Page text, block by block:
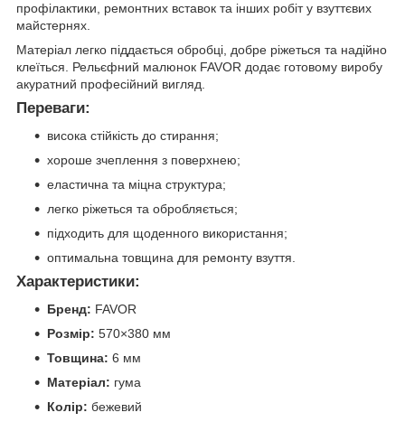
профілактики, ремонтних вставок та інших робіт у взуттєвих
майстернях.
Матеріал легко піддається обробці, добре ріжеться та надійно
клеїться. Рельєфний малюнок FAVOR додає готовому виробу
акуратний професійний вигляд.
Переваги:
висока стійкість до стирання;
хороше зчеплення з поверхнею;
еластична та міцна структура;
легко ріжеться та обробляється;
підходить для щоденного використання;
оптимальна товщина для ремонту взуття.
Характеристики:
Бренд: FAVOR
Розмір: 570×380 мм
Товщина: 6 мм
Матеріал: гума
Колір: бежевий